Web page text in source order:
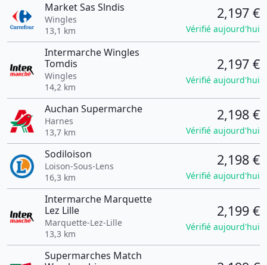
Market Sas Slndis
Wingles
13,1 km
2,197 €
Vérifié aujourd'hui
Intermarche Wingles
Tomdis
Wingles
14,2 km
2,197 €
Vérifié aujourd'hui
Auchan Supermarche
Harnes
13,7 km
2,198 €
Vérifié aujourd'hui
Sodiloison
Loison-Sous-Lens
16,3 km
2,198 €
Vérifié aujourd'hui
Intermarche Marquette
Lez Lille
Marquette-Lez-Lille
13,3 km
2,199 €
Vérifié aujourd'hui
Supermarches Match